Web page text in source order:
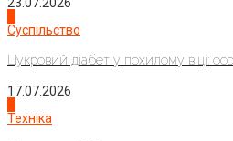
Суспільство
Цукровий діабет у похилому віці:
17.07.2026
Техніка